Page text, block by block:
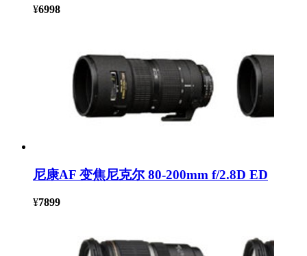
¥6998
尼康AF 变焦尼克尔 80-200mm f/2.8D ED
¥7899